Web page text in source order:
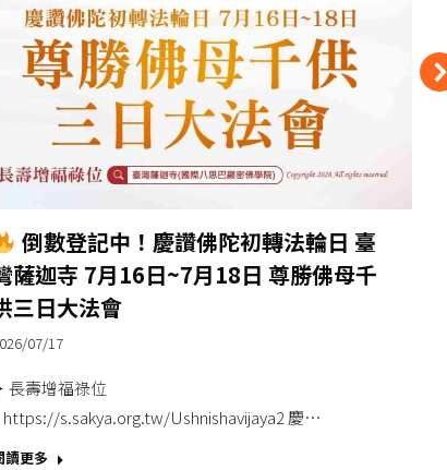
倒數登記中！慶讚佛陀初轉法輪日 臺
薩迦寺 7月16日~7月18日 尊勝佛母千
三日大法會
07/17
長壽增福祿位
https://s.sakya.org.tw/Ushnishavijaya2 慶…
讀更多